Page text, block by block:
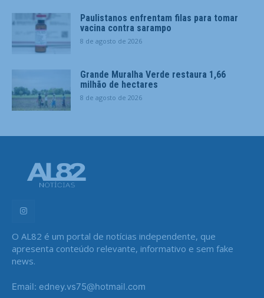
Paulistanos enfrentam filas para tomar
vacina contra sarampo
8 de agosto de 2026
Grande Muralha Verde restaura 1,66
milhão de hectares
8 de agosto de 2026
O AL82 é um portal de notícias independente, que
apresenta conteúdo relevante, informativo e sem fake
news.
Email: edney.vs75@hotmail.com